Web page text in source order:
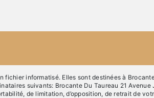
informatisé. Elles sont destinées à
suivants: Brocante Du Taureau 21
de limitation, d’opposition, de retrait de